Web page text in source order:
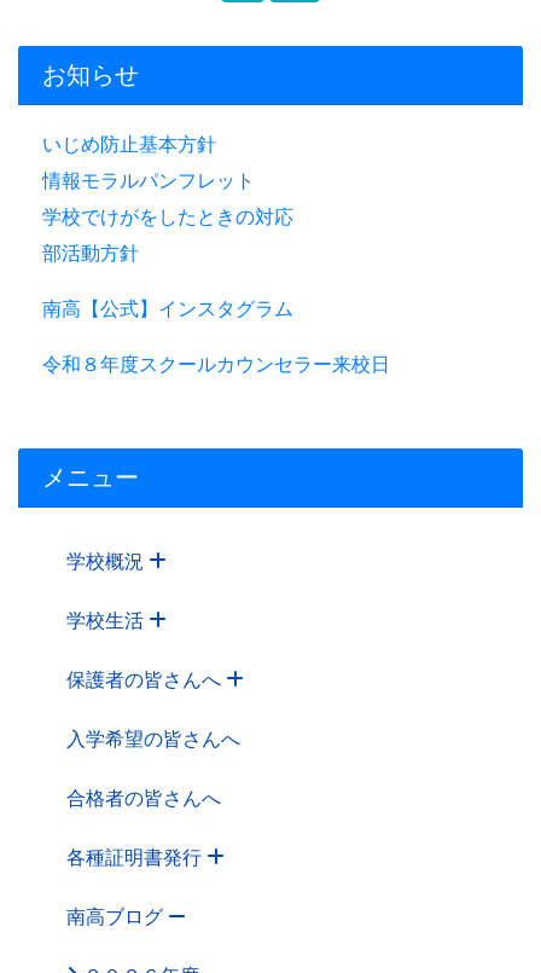
お知らせ
いじめ防止基本方針
情報モラルパンフレット
学校でけがをしたときの対応
部活動方針
南高【公式】インスタグラム
令和８年度スクールカウンセラー来校日
メニュー
学校概況
学校生活
保護者の皆さんへ
入学希望の皆さんへ
合格者の皆さんへ
各種証明書発行
南高ブログ